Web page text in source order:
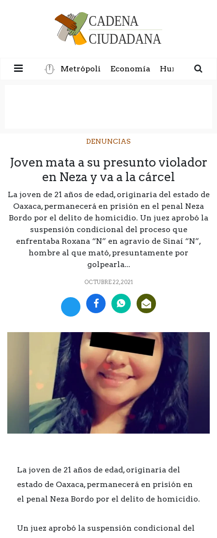
Metrópoli Economía Humanidad
DENUNCIAS
Joven mata a su presunto violador
en Neza y va a la cárcel
La joven de 21 años de edad, originaria del estado de
Oaxaca, permanecerá en prisión en el penal Neza
Bordo por el delito de homicidio. Un juez aprobó la
suspensión condicional del proceso que
enfrentaba Roxana “N” en agravio de Sinaí “N”,
hombre al que mató, presuntamente por
golpearla...
OCTUBRE 22, 2021
La joven de 21 años de edad, originaria del
estado de Oaxaca, permanecerá en prisión en
el penal Neza Bordo por el delito de homicidio.
Un juez aprobó la suspensión condicional del